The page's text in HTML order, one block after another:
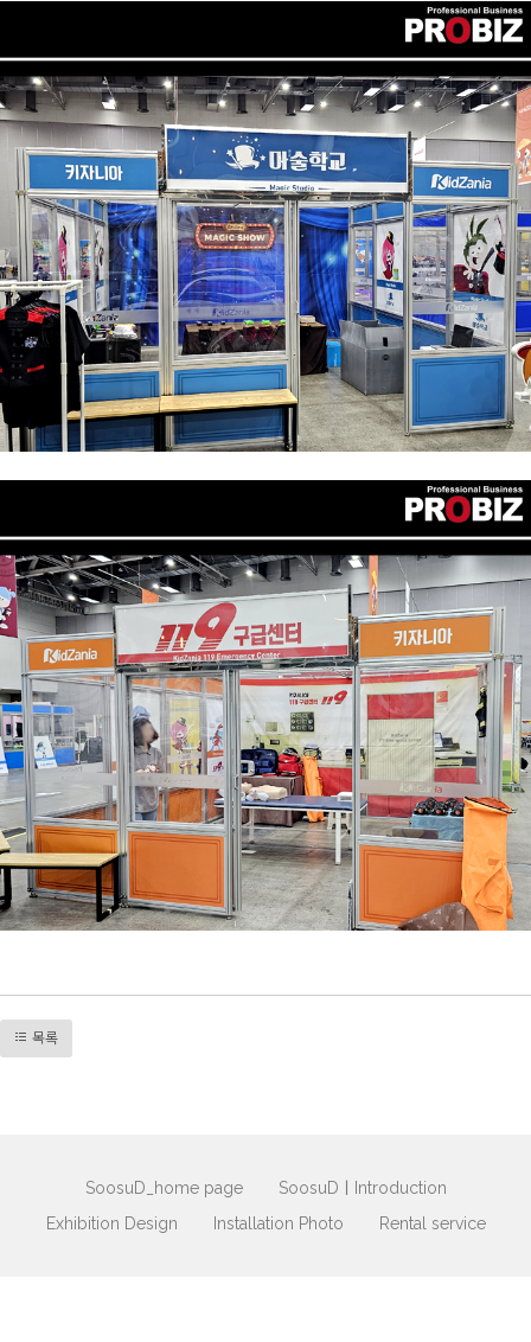
목록
SoosuD_home page
SoosuDㅣIntroduction
Exhibition Design
Installation Photo Rental service